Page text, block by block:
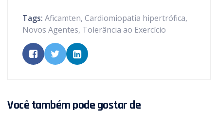
Tags: Aficamten, Cardiomiopatia hipertrófica,
Novos Agentes, Tolerância ao Exercício
Você também pode gostar de